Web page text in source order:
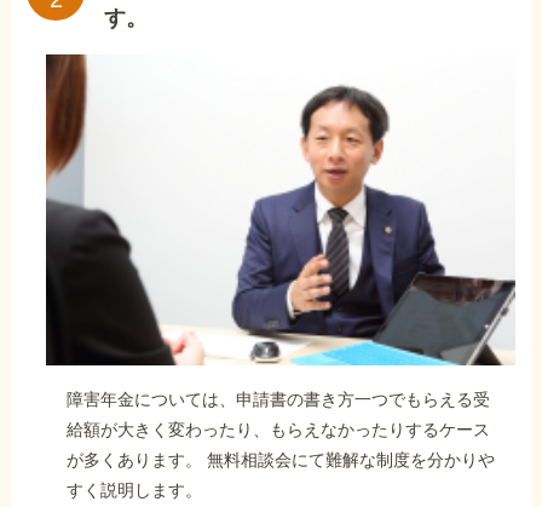
す。
障害年金については、申請書の書き方一つでもらえる受
給額が大きく変わったり、もらえなかったりするケース
が多くあります。 無料相談会にて難解な制度を分かりや
すく説明します。